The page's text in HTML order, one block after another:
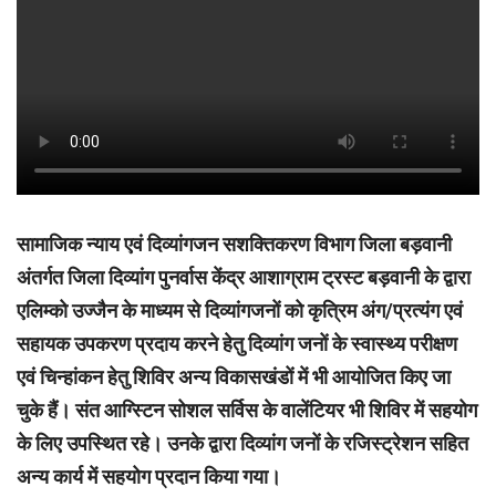
सामाजिक न्याय एवं दिव्यांगजन सशक्तिकरण विभाग जिला बड़वानी
अंतर्गत जिला दिव्यांग पुनर्वास केंद्र आशाग्राम ट्रस्ट बड़वानी के द्वारा
एलिम्को उज्जैन के माध्यम से दिव्यांगजनों को कृत्रिम अंग/प्रत्यंग एवं
सहायक उपकरण प्रदाय करने हेतु दिव्यांग जनों के स्वास्थ्य परीक्षण
एवं चिन्हांकन हेतु शिविर अन्य विकासखंडों में भी आयोजित किए जा
चुके हैं। संत आग्स्टिन सोशल सर्विस के वालेंटियर भी शिविर में सहयोग
के लिए उपस्थित रहे। उनके द्वारा दिव्यांग जनों के रजिस्ट्रेशन सहित
अन्य कार्य में सहयोग प्रदान किया गया।